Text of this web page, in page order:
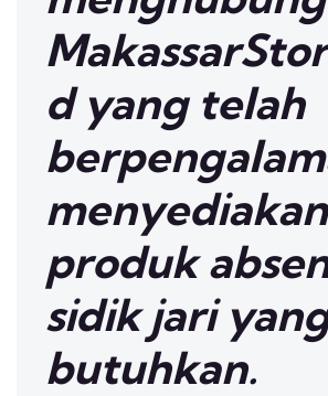
d yang telah
menyediakan
produk
sidik jari
butuhkan.